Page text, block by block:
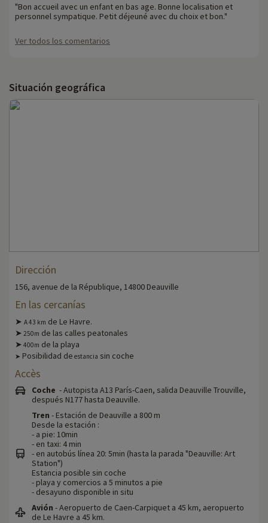
"Bon accueil avec un enfant en bas age. Bonne localisation et
personnel sympatique. Petit déjeuné avec du choix et bon."
Ver todos los comentarios
Situación geográfica
Dirección
156, avenue de la République, 14800 Deauville
En las cercanías
➤ A 43 km de Le Havre.
➤ 250m de las calles peatonales
➤ 400m de la playa
➤ Posibilidad de estancia sin coche
Accès
Coche - Autopista A13 París-Caen, salida Deauville Trouville,
después N177 hasta Deauville.
Tren - Estación de Deauville a 800 m
Desde la estación :
- a pie: 10min
- en taxi: 4 min
- en autobús línea 20: 5min (hasta la parada "Deauville: Art
Station")
Estancia posible sin coche
- playa y comercios a 5 minutos a pie
- desayuno disponible in situ
Avión - Aeropuerto de Caen-Carpiquet a 45 km, aeropuerto
de Le Havre a 45 km.